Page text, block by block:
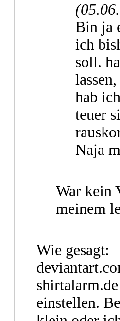
Bin ja
ich
soll.
hab
teuer
Naja
War kein
meinem
Wie gesagt:
einstellen.